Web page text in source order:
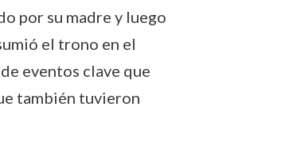
por su madre y luego
el trono en el
eventos clave que
también tuvieron